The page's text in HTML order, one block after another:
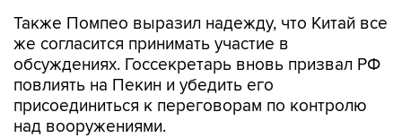
Также Помпео выразил надежду, что Китай все
же согласится принимать участие в
обсуждениях. Госсекретарь вновь призвал РФ
повлиять на Пекин и убедить его
присоединиться к переговорам по контролю
над вооружениями.